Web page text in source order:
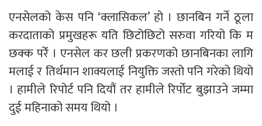
एनसेलको केस पनि ‘क्लासिकल’ हो । छानबिन गर्ने ठूला
करदाताको प्रमुखहरू यति छिटोछिटो सरुवा गरियो कि म
छक्क परेँ । एनसेल कर छली प्रकरणको छानबिनका लागि
मलाई र तिर्थमान शाक्यलाई नियुक्ति जस्तो पनि गरेको थियो
। हामीले रिपोर्ट पनि दियौं तर हामीले रिर्पोट बुझाउने जम्मा
दुई महिनाको समय थियो ।